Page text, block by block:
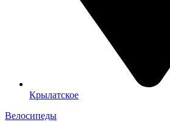
Крылатское
Велосипеды